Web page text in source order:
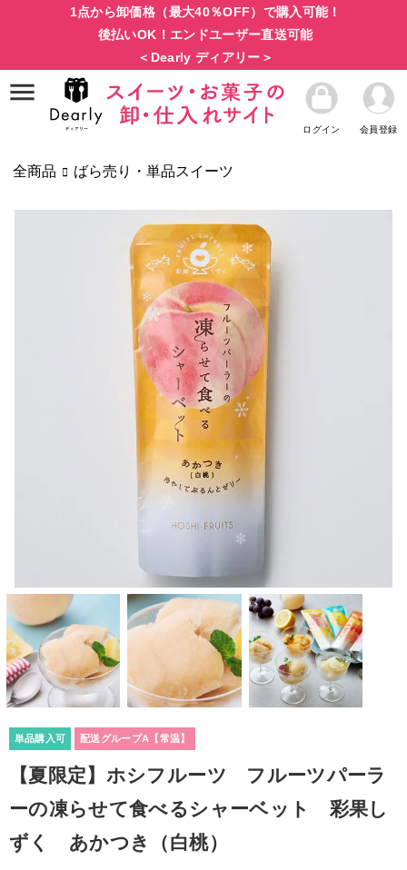
1点から卸価格（最大40％OFF）で購入可能！
後払いOK！エンドユーザー直送可能
＜Dearly ディアリー＞
ログイン 会員登録
全商品 ばら売り・単品スイーツ
単品購入可 配送グループA【常温】
【夏限定】ホシフルーツ フルーツパーラ
ーの凍らせて食べるシャーベット 彩果し
ずく あかつき（白桃）